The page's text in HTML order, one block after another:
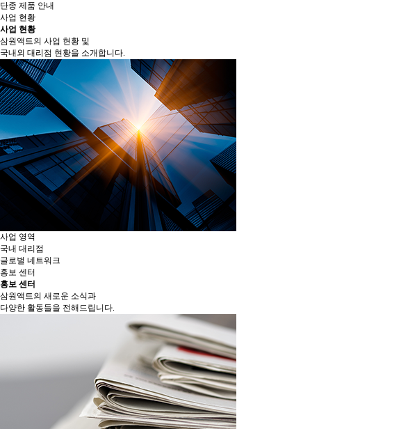
단종 제품 안내
사업 현황
사업 현황
삼원액트의 사업 현황 및
국내외 대리점 현황을 소개합니다.
사업 영역
국내 대리점
글로벌 네트워크
홍보 센터
홍보 센터
삼원액트의 새로운 소식과
다양한 활동들을 전해드립니다.